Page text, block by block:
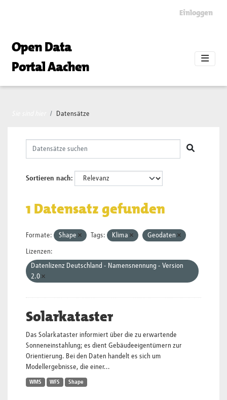
Einloggen
Open Data
Portal Aachen
Datensätze
Sortieren nach
1 Datensatz gefunden
Formate: Shape Tags: Klima Geodaten
Lizenzen:
Datenlizenz Deutschland - Namensnennung - Version
2.0
Solarkataster
Das Solarkataster informiert über die zu erwartende
Sonneneinstahlung; es dient Gebäudeeigentümern zur
Orientierung. Bei den Daten handelt es sich um
Modellergebnisse, die einer...
WMS WFS Shape